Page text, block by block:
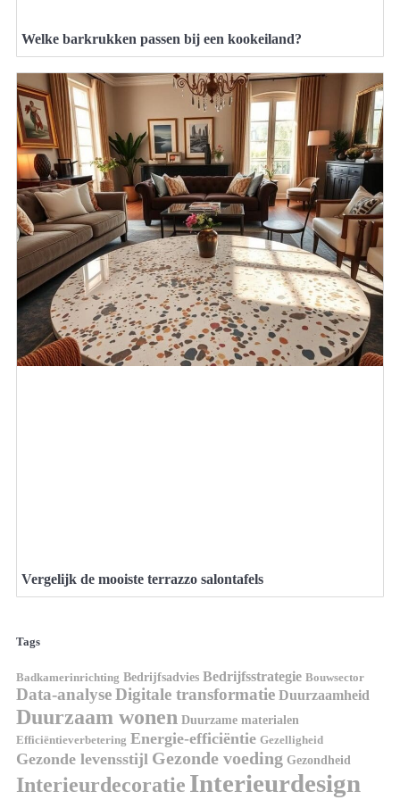
Welke barkrukken passen bij een kookeiland?
Vergelijk de mooiste terrazzo salontafels
Tags
Badkamerinrichting Bedrijfsadvies Bedrijfsstrategie Bouwsector
Data-analyseDigitale transformatie Duurzaamheid
Duurzaam wonen Duurzame materialen
Efficiëntieverbetering Energie-efficiëntie Gezelligheid
Gezonde levensstijl Gezonde voeding Gezondheid
Interieurdecoratie Interieurdesign